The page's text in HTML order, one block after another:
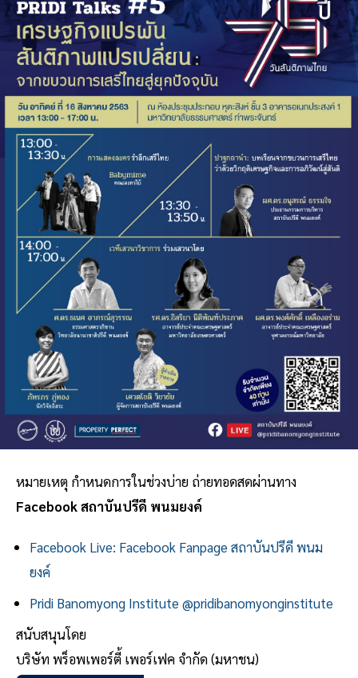
หมายเหตุ กำหนดการในช่วงบ่าย ถ่ายทอดสดผ่านทาง
Facebook สถาบันปรีดี พนมยงค์
Facebook Live: Facebook Fanpage สถาบันปรีดี พนม
ยงค์
Pridi Banomyong Institute @pridibanomyonginstitute
สนับสนุนโดย
บริษัท พร็อพเพอร์ตี้ เพอร์เฟค จำกัด (มหาชน)